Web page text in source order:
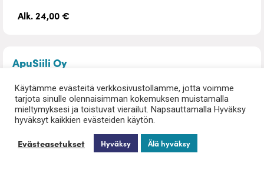
Alk. 24,00 €
ApuSiili Oy– Pihan- ja kiinteistönhoito
Pihan- ja kiinteistönhoito
Kausittaiset piha- ja ylläpitotyöt yhdestä paikasta –
nurmikonleikkuusta ja terassihuolloista aina lumitöihin...
Alk. 24,00 €
Käytämme evästeitä verkkosivustollamme, jotta voimme
tarjota sinulle olennaisimman kokemuksen muistamalla
mieltymyksesi ja toistuvat vierailut. Napsauttamalla Hyväksy
hyväksyt kaikkien evästeiden käytön.
Evästeasetukset Hyväksy Älä hyväksy